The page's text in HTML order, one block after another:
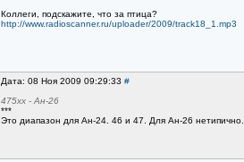
Коллеги, подскажите, что за птица?
http://www.radioscanner.ru/uploader/2009/track18_1.mp3
Дата: 08 Ноя 2009 09:29:33 #
475хх - Ан-26
***
Это диапазон для Ан-24. 46 и 47. Для Ан-26 нетипично.